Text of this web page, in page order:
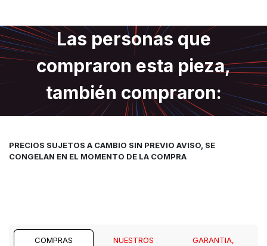
Las personas que
compraron esta pieza,
también compraron:
PRECIOS SUJETOS A CAMBIO SIN PREVIO AVISO, SE
CONGELAN EN EL MOMENTO DE LA COMPRA
COMPRAS
NUESTROS
GARANTIA,